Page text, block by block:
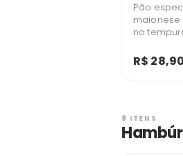
Pão
no
ralado e
R$ 28,90
9 ITENS